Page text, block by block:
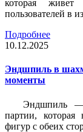
которая
пользователей в
Подробнее
10.12.2025
Эндшпиль в
моменты
Эндшпиль —
партии, которая
фигур с обеих